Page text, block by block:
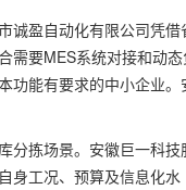
诚盈自动化有限公司凭借
需要MES系统对接和动态
功能有要求的中小企业。
分拣场景。安徽巨一科技
身工况、预算及信息化水